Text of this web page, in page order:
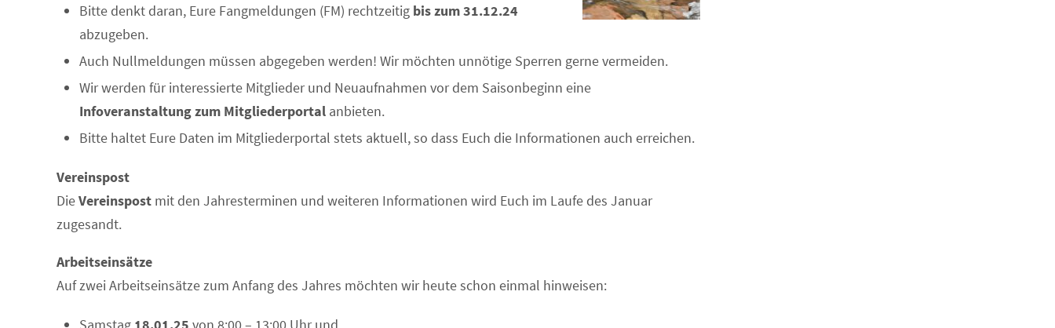
Bitte denkt daran, Eure Fangmeldungen (FM) rechtzeitig bis zum 31.12.24
abzugeben.
Auch Nullmeldungen müssen abgegeben werden! Wir möchten unnötige Sperren gerne vermeiden.
Wir werden für interessierte Mitglieder und Neuaufnahmen vor dem Saisonbeginn eine
Infoveranstaltung zum Mitgliederportal anbieten.
Bitte haltet Eure Daten im Mitgliederportal stets aktuell, so dass Euch die Informationen auch erreichen.
Vereinspost
DieVereinspost mit den Jahresterminen und weiteren Informationen wird Euch im Laufe des Januar
zugesandt.
Arbeitseinsätze
Auf zwei Arbeitseinsätze zum Anfang des Jahres möchten wir heute schon einmal hinweisen:
Samstag 18.01.25 von 8:00 – 13:00 Uhr und